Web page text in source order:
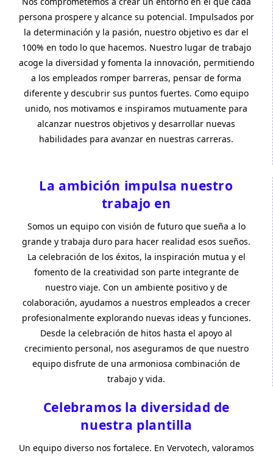
persona prospere y alcance su potencial. Impulsados por
la determinación y la pasión, nuestro objetivo es dar el
100% en todo lo que hacemos. Nuestro lugar de trabajo
acoge la diversidad y fomenta la innovación, permitiendo
a los empleados romper barreras, pensar de forma
diferente y descubrir sus puntos fuertes. Como equipo
unido, nos motivamos e inspiramos mutuamente para
alcanzar nuestros objetivos y desarrollar nuevas
habilidades para avanzar en nuestras carreras.
La ambición impulsa nuestro
trabajo en
Somos un equipo con visión de futuro que sueña a lo
grande y trabaja duro para hacer realidad esos sueños.
La celebración de los éxitos, la inspiración mutua y el
fomento de la creatividad son parte integrante de
nuestro viaje. Con un ambiente positivo y de
colaboración, ayudamos a nuestros empleados a crecer
profesionalmente explorando nuevas ideas y funciones.
Desde la celebración de hitos hasta el apoyo al
crecimiento personal, nos aseguramos de que nuestro
equipo disfrute de una armoniosa combinación de
trabajo y vida.
Celebramos la diversidad de
nuestra plantilla
Un equipo diverso nos fortalece. En Vervotech, valoramos